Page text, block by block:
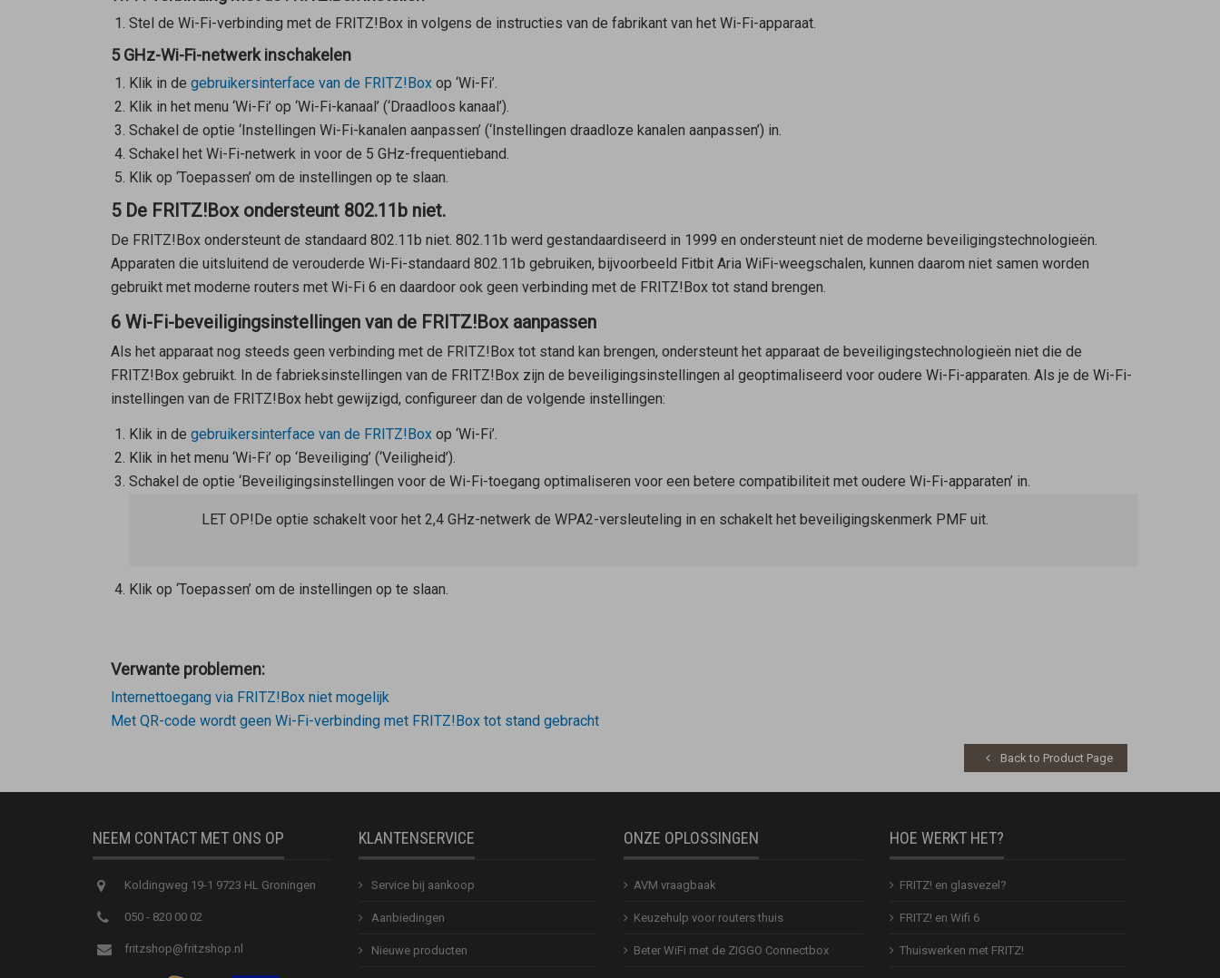
Stel de Wi-Fi-verbinding met de FRITZ!Box in volgens de instructies van de fabrikant van het Wi-Fi-apparaat.
5 GHz-Wi-Fi-netwerk inschakelen
Klik in de gebruikersinterface van de FRITZ!Boxop ‘Wi-Fi’.
Klik in het menu ‘Wi-Fi’ op ‘Wi-Fi-kanaal’ (‘Draadloos kanaal’).
Schakel de optie ‘Instellingen Wi-Fi-kanalen aanpassen’ (‘Instellingen draadloze kanalen aanpassen’) in.
Schakel het Wi-Fi-netwerk in voor de 5 GHz-frequentieband.
Klik op ‘Toepassen’ om de instellingen op te slaan.
5 De FRITZ!Box ondersteunt 802.11b niet.
De FRITZ!Box ondersteunt de standaard 802.11b niet. 802.11b werd gestandaardiseerd in 1999 en ondersteunt niet de moderne beveiligingstechnologieën.
Apparaten die uitsluitend de verouderde Wi-Fi-standaard 802.11b gebruiken, bijvoorbeeld Fitbit Aria WiFi-weegschalen, kunnen daarom niet samen worden
gebruikt met moderne routers met Wi-Fi 6 en daardoor ook geen verbinding met de FRITZ!Box tot stand brengen.
6 Wi-Fi-beveiligingsinstellingen van de FRITZ!Box aanpassen
Als het apparaat nog steeds geen verbinding met de FRITZ!Box tot stand kan brengen, ondersteunt het apparaat de beveiligingstechnologieën niet die de
FRITZ!Box gebruikt. In de fabrieksinstellingen van de FRITZ!Box zijn de beveiligingsinstellingen al geoptimaliseerd voor oudere Wi-Fi-apparaten. Als je de Wi-Fi-
instellingen van de FRITZ!Box hebt gewijzigd, configureer dan de volgende instellingen:
Klik in de gebruikersinterface van de FRITZ!Boxop ‘Wi-Fi’.
Klik in het menu ‘Wi-Fi’ op ‘Beveiliging’ (‘Veiligheid’).
Schakel de optie ‘Beveiligingsinstellingen voor de Wi-Fi-toegang optimaliseren voor een betere compatibiliteit met oudere Wi-Fi-apparaten’ in.
LET OP!De optie schakelt voor het 2,4 GHz-netwerk de WPA2-versleuteling in en schakelt het beveiligingskenmerk PMF uit.
Klik op ‘Toepassen’ om de instellingen op te slaan.
Verwante problemen:
Internettoegang via FRITZ!Box niet mogelijk
Met QR-code wordt geen Wi-Fi-verbinding met FRITZ!Box tot stand gebracht
Back to Product Page
NEEM CONTACT MET ONS OP
Koldingweg 19-1 9723 HL Groningen
050 - 820 00 02
fritzshop@fritzshop.nl
KLANTENSERVICE
Service bij aankoop
Aanbiedingen
Nieuwe producten
ONZE OPLOSSINGEN
AVM vraagbaak
Keuzehulp voor routers thuis
Beter WiFi met de ZIGGO Connectbox
HOE WERKT HET?
FRITZ! en glasvezel?
FRITZ! en Wifi 6
Thuiswerken met FRITZ!